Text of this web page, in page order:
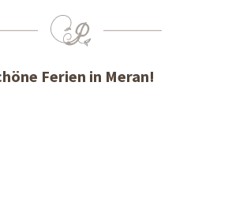
Ferien in Meran!